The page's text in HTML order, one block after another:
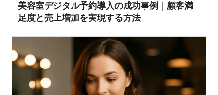
美容室デジタル予約導入の成功事例｜顧客満
足度と売上増加を実現する方法